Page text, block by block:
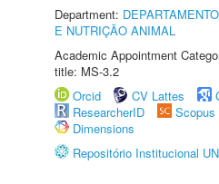
Department:
E NUTRIÇÃO ANIMAL
Academic Appointment
title: MS-3.2
Orcid
CV Lattes
ResearcherID
Scopus
Dimensions
Repositório Institucional